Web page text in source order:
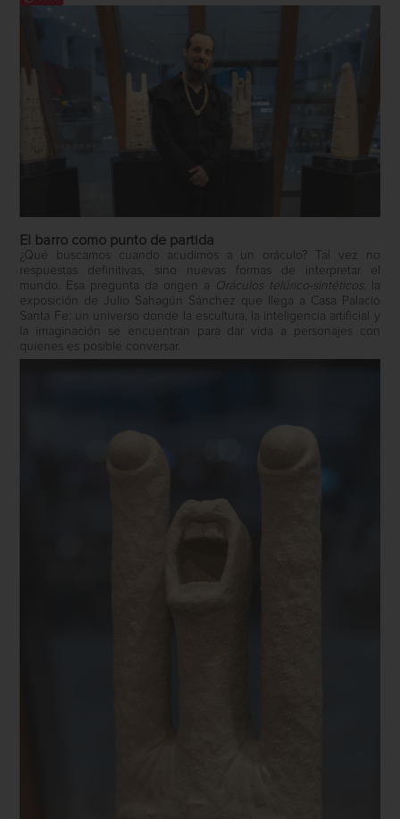
El barro como punto de partida
¿Qué buscamos cuando acudimos a un oráculo? Tal vez no
respuestas definitivas, sino nuevas formas de interpretar el
mundo. Esa pregunta da origen a
Oráculos telúrico-sintéticos, la
exposición de Julio Sahagún Sánchez que llega a Casa Palacio
Santa Fe: un universo donde la escultura, la inteligencia artificial y
la imaginación se encuentran para dar vida a personajes con
quienes es posible conversar.